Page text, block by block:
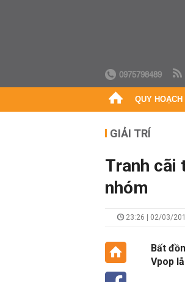
0975798489
QUY HOẠCH
GIẢI TRÍ
Tranh cãi
nhóm
23:26 | 02/03/
Bất
Vpop